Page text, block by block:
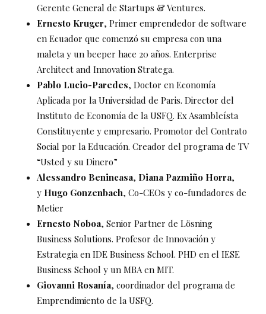
Gerente General de Startups & Ventures.
Ernesto Kruger, Primer emprendedor de software
en Ecuador que comenzó su empresa con una
maleta y un beeper hace 20 años. Enterprise
Architect and Innovation Stratega.
Pablo Lucio-Paredes, Doctor en Economía
Aplicada por la Universidad de Paris. Director del
Instituto de Economía de la USFQ. Ex Asambleísta
Constituyente y empresario. Promotor del Contrato
Social por la Educación. Creador del programa de TV
“Usted y su Dinero”
Alessandro Benincasa, Diana Pazmiño Horra,
y Hugo Gonzenbach, Co-CEOs y co-fundadores de
Metier
Ernesto Noboa, Senior Partner de Lösning
Business Solutions. Profesor de Innovación y
Estrategia en IDE Business School. PHD en el IESE
Business School y un MBA en MIT.
Giovanni Rosanía, coordinador del programa de
Emprendimiento de la USFQ.